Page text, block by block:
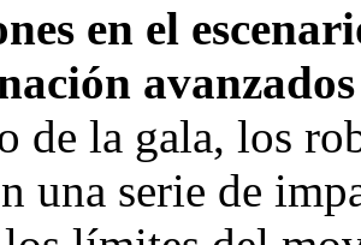
en el
avanzados
de la gala, los
una serie de